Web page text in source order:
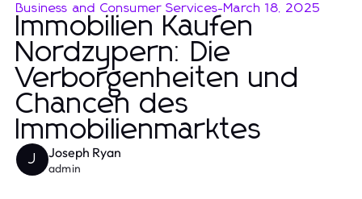
Business and Consumer Services-March 18, 2025
Immobilien Kaufen
Nordzypern: Die
Verborgenheiten und
Chancen des
Immobilienmarktes
J Joseph Ryan
admin